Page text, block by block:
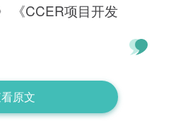
《CCER项目开发
原文